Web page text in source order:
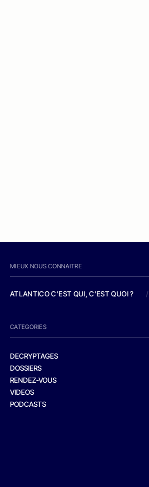
MIEUX NOUS CONNAITRE
ATLANTICO C'EST QUI, C'EST QUOI ? /
CATEGORIES
DECRYPTAGES
DOSSIERS
RENDEZ-VOUS
VIDEOS
PODCASTS